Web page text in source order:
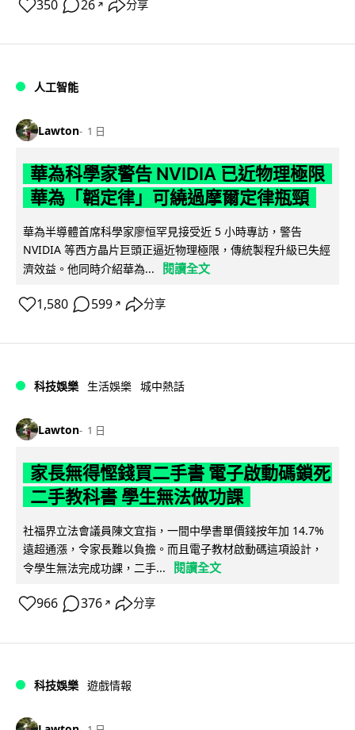
350 26 ↗ 分享
人工智能
Lawton 1 日
華為科學家警告 NVIDIA 已近物理極限
華為「韜定律」可繞過摩爾定律瓶頸
華為半導體首席科學家廖恒罕見接受近 5 小時專訪，警告
NVIDIA 等西方晶片巨頭正逼近物理極限，傳統製程升級已失經
濟效益。他同時介紹華為...
閱讀全文
1,580 599 ↗ 分享
科技娛樂 生活娛樂 城中熱話
Lawton 1 日
家長無得慳錢買二手書 電子啟動碼鎖死
二手教科書 學生無法做功課
社福界立法會議員陳文宜指，一間中學書單價錢按年加 14.7%
遠超通漲，令家長難以負擔。而且電子教材啟動碼這項設計，
令學生無法完成功課，二手...
閱讀全文
966 376 ↗ 分享
科技娛樂 遊戲情報